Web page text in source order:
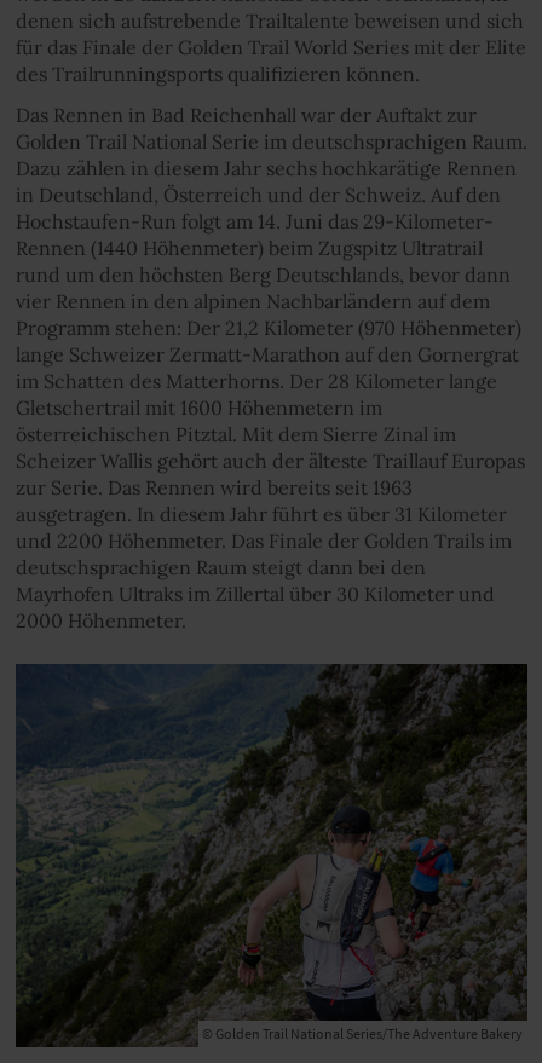
denen sich aufstrebende Trailtalente beweisen und sich
für das Finale der Golden Trail World Series mit der Elite
des Trailrunningsports qualifizieren können.
Das Rennen in Bad Reichenhall war der Auftakt zur
Golden Trail National Serie im deutschsprachigen Raum.
Dazu zählen in diesem Jahr sechs hochkarätige Rennen
in Deutschland, Österreich und der Schweiz. Auf den
Hochstaufen-Run folgt am 14. Juni das 29-Kilometer-
Rennen (1440 Höhenmeter) beim Zugspitz Ultratrail
rund um den höchsten Berg Deutschlands, bevor dann
vier Rennen in den alpinen Nachbarländern auf dem
Programm stehen: Der 21,2 Kilometer (970 Höhenmeter)
lange Schweizer Zermatt-Marathon auf den Gornergrat
im Schatten des Matterhorns. Der 28 Kilometer lange
Gletschertrail mit 1600 Höhenmetern im
österreichischen Pitztal. Mit dem Sierre Zinal im
Scheizer Wallis gehört auch der älteste Traillauf Europas
zur Serie. Das Rennen wird bereits seit 1963
ausgetragen. In diesem Jahr führt es über 31 Kilometer
und 2200 Höhenmeter. Das Finale der Golden Trails im
deutschsprachigen Raum steigt dann bei den
Mayrhofen Ultraks im Zillertal über 30 Kilometer und
2000 Höhenmeter.
© Golden Trail National Series/The Adventure Bakery